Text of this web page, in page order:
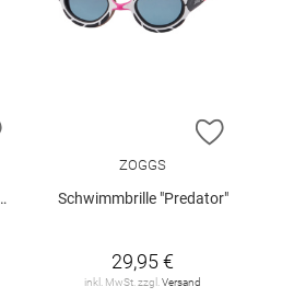
ZUR WUNSCHLISTE HINZUFÜGEN
ZUR
ZOGGS
Schwimmbrille "Predator"
29,95 €
inkl. MwSt. zzgl.Versand